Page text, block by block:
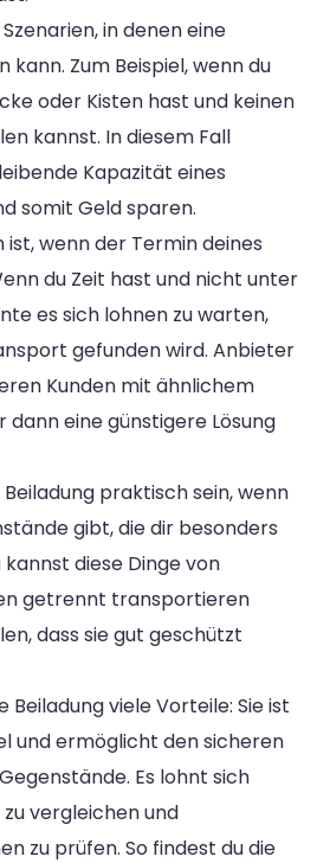
in denen eine
kann. Zum Beispiel, wenn du
oder Kisten hast und keinen
kannst. In diesem Fall
Kapazität eines
somit Geld sparen.
ist, wenn der Termin deines
du Zeit hast und nicht unter
es sich lohnen zu warten,
gefunden wird. Anbieter
Kunden mit ähnlichem
dann eine günstigere Lösung
praktisch sein, wenn
gibt, die dir besonders
diese Dinge von
getrennt transportieren
dass sie gut geschützt
viele Vorteile: Sie ist
und ermöglicht den sicheren
Es lohnt sich
vergleichen und
zu prüfen. So findest du die